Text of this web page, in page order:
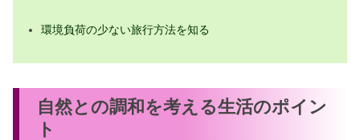
括
環境負荷の少ない旅行方法を知る
自然との調和を考える生活のポイン
ト